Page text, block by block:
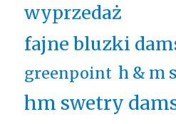
wyprzedaż
fajne bluzki
greenpoint h & m
hm swetry